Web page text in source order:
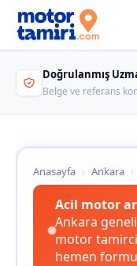
Doğrulanmış
Belge ve referans
Anasayfa › Ankara ›
Acil motor
Ankara
motor
hemen